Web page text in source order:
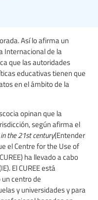
Así lo afirma un
Internacional de la
que las autoridades
educativas tienen que
en el ámbito de la
opinan que la
según afirma el
the 21st century(Entender
el Centre for the Use of
ha llevado a cabo
El CUREE está
centro de
y universidades y para